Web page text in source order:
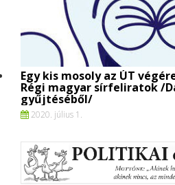
Egy kis mosoly az ÚT
Régi magyar sírfeliratok /
gyűjtéséből/
2020. július 1.